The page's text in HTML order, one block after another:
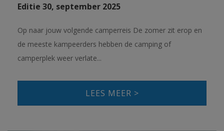
Editie 30, september 2025
Op naar jouw volgende camperreis De zomer zit erop en
de meeste kampeerders hebben de camping of
camperplek weer verlate...
LEES MEER >